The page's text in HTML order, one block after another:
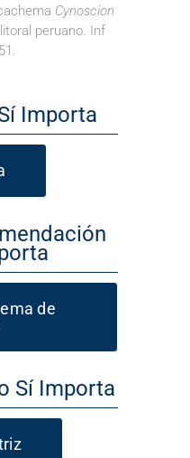
Cynoscion
peruano. Inf
Importa
de
Sí Importa